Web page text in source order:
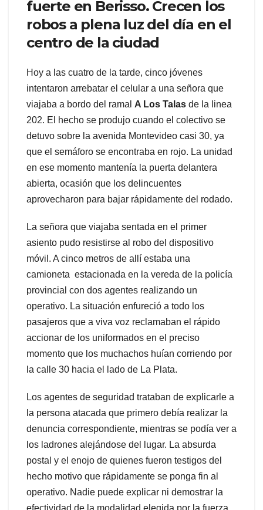
fuerte en Berisso. Crecen los
robos a plena luz del día en el
centro de la ciudad
Hoy a las cuatro de la tarde, cinco jóvenes
intentaron arrebatar el celular a una señora que
viajaba a bordo del ramal A Los Talas de la linea
202. El hecho se produjo cuando el colectivo se
detuvo sobre la avenida Montevideo casi 30, ya
que el semáforo se encontraba en rojo. La unidad
en ese momento mantenía la puerta delantera
abierta, ocasión que los delincuentes
aprovecharon para bajar rápidamente del rodado.
La señora que viajaba sentada en el primer
asiento pudo resistirse al robo del dispositivo
móvil. A cinco metros de allí estaba una
camioneta estacionada en la vereda de la policía
provincial con dos agentes realizando un
operativo. La situación enfureció a todo los
pasajeros que a viva voz reclamaban el rápido
accionar de los uniformados en el preciso
momento que los muchachos huían corriendo por
la calle 30 hacia el lado de La Plata.
Los agentes de seguridad trataban de explicarle a
la persona atacada que primero debía realizar la
denuncia correspondiente, mientras se podía ver a
los ladrones alejándose del lugar. La absurda
postal y el enojo de quienes fueron testigos del
hecho motivo que rápidamente se ponga fin al
operativo. Nadie puede explicar ni demostrar la